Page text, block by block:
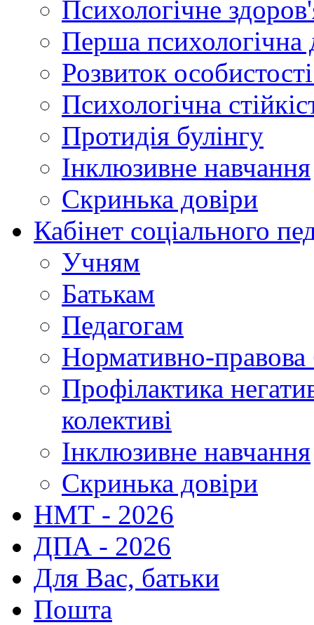
Психологічне
Перша психологічна
Розвиток
Психологічна
Протидія булінгу
Інклюзивне навчання
Скринька довіри
Кабінет соціального
Учням
Батькам
Педагогам
Нормативно-правова
Профілактика
колективі
Інклюзивне навчання
Скринька довіри
НМТ - 2026
ДПА - 2026
Для Вас, батьки
Пошта